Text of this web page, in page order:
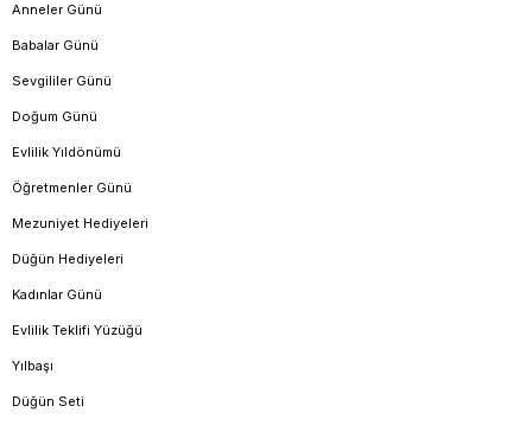
Anneler Günü
Babalar Günü
Sevgililer Günü
Doğum Günü
Evlilik Yıldönümü
Öğretmenler Günü
Mezuniyet Hediyeleri
Düğün Hediyeleri
Kadınlar Günü
Evlilik Teklifi Yüzüğü
Yılbaşı
Düğün Seti